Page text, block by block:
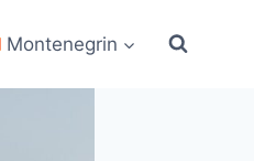
Montenegrin